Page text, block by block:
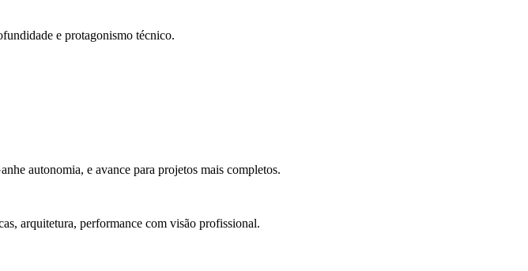
e protagonismo técnico.
autonomia, e avance para projetos mais completos.
arquitetura, performance com visão profissional.